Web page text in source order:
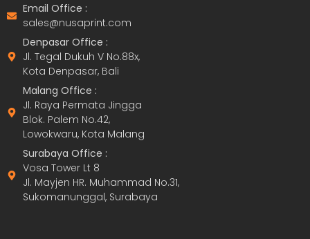
Email Office :
sales@nusaprint.com
Denpasar Office :
Jl. Tegal Dukuh V No.88x,
Kota Denpasar, Bali
Malang Office :
Jl. Raya Permata Jingga
Blok. Palem No.42,
Lowokwaru, Kota Malang
Surabaya Office :
Vosa Tower Lt 8
Jl. Mayjen HR. Muhammad No.31,
Sukomanunggal, Surabaya